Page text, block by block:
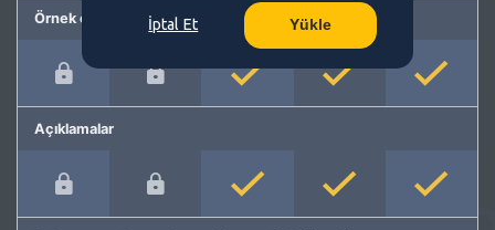
Örnek cümleler
Açıklamalar
İptal Et Yükle